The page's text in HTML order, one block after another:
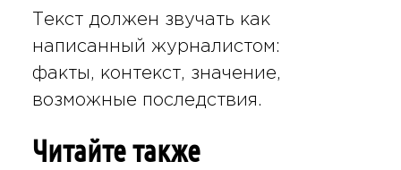
Текст должен звучать как
написанный журналистом:
факты, контекст, значение,
возможные последствия.
Читайте также